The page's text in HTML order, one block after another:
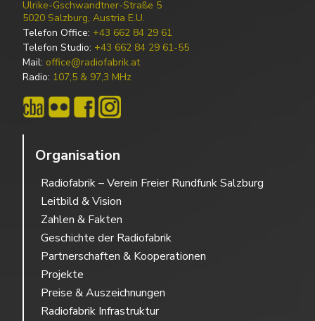
Ulrike-Gschwandtner-Straße 5
5020 Salzburg, Austria E.U.
Telefon Office: +43 662 84 29 61
Telefon Studio: +43 662 84 29 61-55
Mail: office@radiofabrik.at
Radio: 107,5 & 97,3 MHz
Organisation
Radiofabrik – Verein Freier Rundfunk Salzburg
Leitbild & Vision
Zahlen & Fakten
Geschichte der Radiofabrik
Partnerschaften & Kooperationen
Projekte
Preise & Auszeichnungen
Radiofabrik Infrastruktur